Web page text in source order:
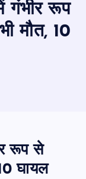
गंभीर रूप
मौत, 10
रूप से
घायल